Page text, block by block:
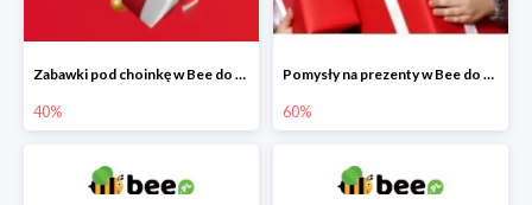
Zabawki pod choinkę w Bee do -40%
40%
Pomysły na prezenty w Bee do -60%
60%